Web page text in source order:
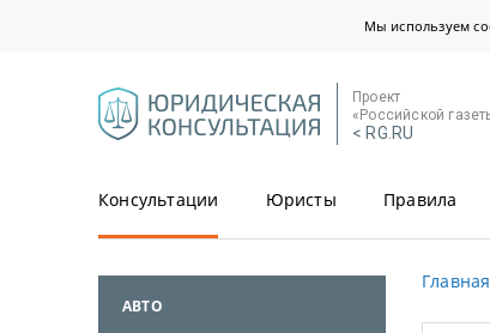
Мы используем
Проект
«Российской
< RG.RU
Консультации Юристы Правила
АВТО
Главная